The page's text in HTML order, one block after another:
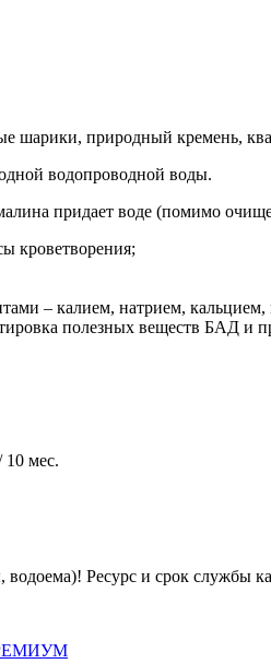
шарики, природный кремень,
водопроводной воды.
придает воде (помимо
кроветворения;
– калием, натрием,
полезных веществ БАД и
10 мес.
Ресурс и срок службы